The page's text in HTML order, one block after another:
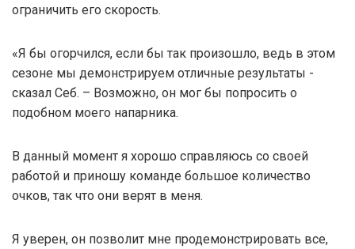
ограничить его скорость.
«Я бы огорчился, если бы так произошло, ведь в этом
сезоне мы демонстрируем отличные результаты -
сказал Себ. – Возможно, он мог бы попросить о
подобном моего напарника.
В данный момент я хорошо справляюсь со своей
работой и приношу команде большое количество
очков, так что они верят в меня.
Я уверен, он позволит мне продемонстрировать все,